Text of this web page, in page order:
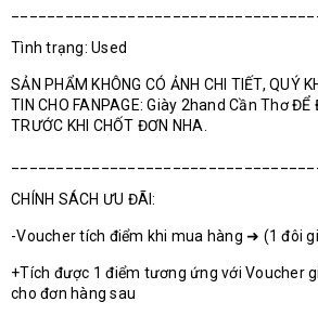
Tình trạng: Used
SẢN PHẨM KHÔNG CÓ ẢNH CHI TIẾT, QUÝ
TIN CHO FANPAGE: Giày 2hand Cần Thơ ĐỂ
TRƯỚC KHI CHỐT ĐƠN NHA.
CHÍNH SÁCH ƯU ĐÃI:
-Voucher tích điểm khi mua hàng ➜ (1 đôi
+Tích được 1 điểm tương ứng với Voucher
cho đơn hàng sau